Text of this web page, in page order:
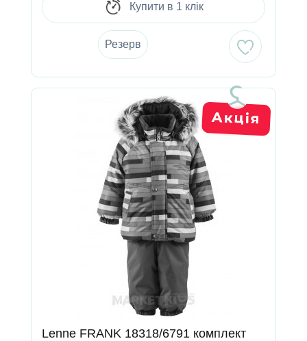
Купити в 1 клік
Резерв
Lenne FRANK 18318/6791 комплект